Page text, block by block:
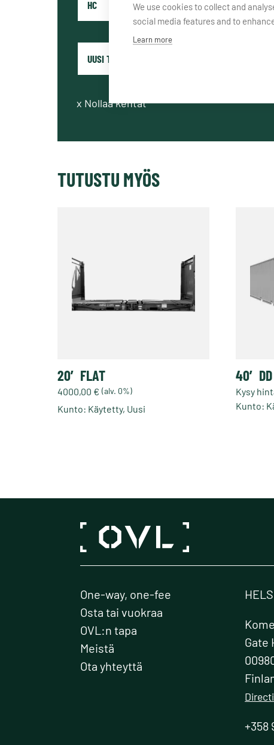
x Nollaa kentät
TUTUSTU MYÖS
20′ FLAT
4000,00 € (alv. 0%)
Kunto: Käytetty, Uusi
valinnat
sivulla.
40′ DD
Kysy
Kunto:
One-way, one-fee
Osta tai vuokraa
OVL:n tapa
Meistä
Ota yhteyttä
Gate
+358
We use cookies to collect and
social media features and to
Learn more